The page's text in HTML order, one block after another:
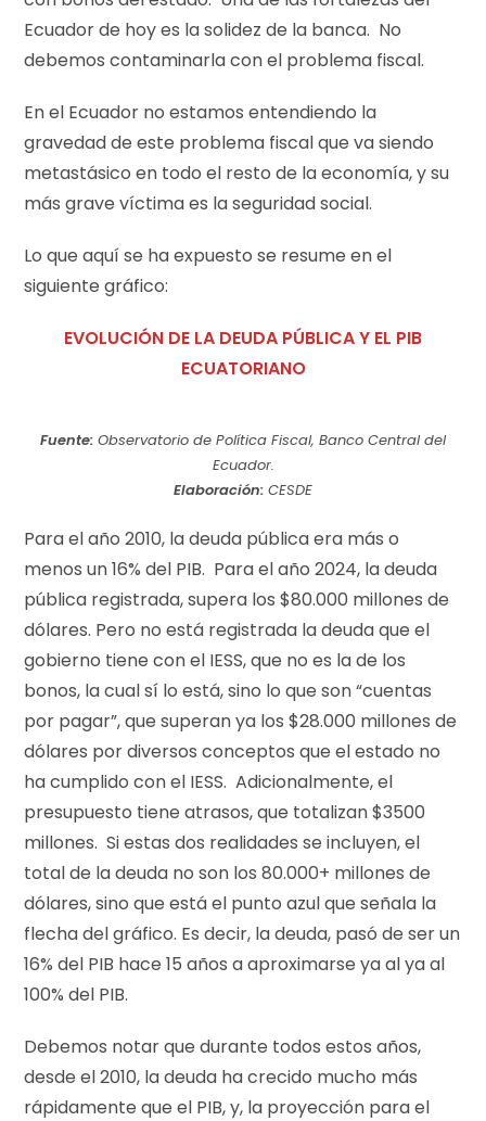
Ecuador de hoy es la solidez de la banca. No
debemos contaminarla con el problema fiscal.
En el Ecuador no estamos entendiendo la
gravedad de este problema fiscal que va siendo
metastásico en todo el resto de la economía, y su
más grave víctima es la seguridad social.
Lo que aquí se ha expuesto se resume en el
siguiente gráfico:
EVOLUCIÓN DE LA DEUDA PÚBLICA Y EL PIB
ECUATORIANO
Fuente: Observatorio de Política Fiscal, Banco Central del
Ecuador.
Elaboración: CESDE
Para el año 2010, la deuda pública era más o
menos un 16% del PIB. Para el año 2024, la deuda
pública registrada, supera los $80.000 millones de
dólares. Pero no está registrada la deuda que el
gobierno tiene con el IESS, que no es la de los
bonos, la cual sí lo está, sino lo que son “cuentas
por pagar”, que superan ya los $28.000 millones de
dólares por diversos conceptos que el estado no
ha cumplido con el IESS. Adicionalmente, el
presupuesto tiene atrasos, que totalizan $3500
millones. Si estas dos realidades se incluyen, el
total de la deuda no son los 80.000+ millones de
dólares, sino que está el punto azul que señala la
flecha del gráfico. Es decir, la deuda, pasó de ser un
16% del PIB hace 15 años a aproximarse ya al ya al
100% del PIB.
Debemos notar que durante todos estos años,
desde el 2010, la deuda ha crecido mucho más
rápidamente que el PIB, y, la proyección para el